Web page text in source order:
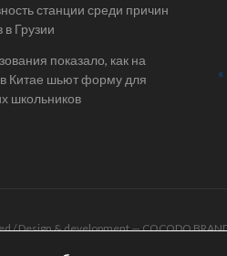
станции среди причин
в Грузии
показало, как на
Китае шьют форму для
школьников
/ Design & development —COCODO